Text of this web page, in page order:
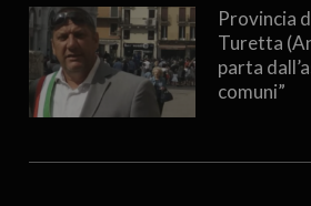
Provincia
Turetta
parta
comuni”